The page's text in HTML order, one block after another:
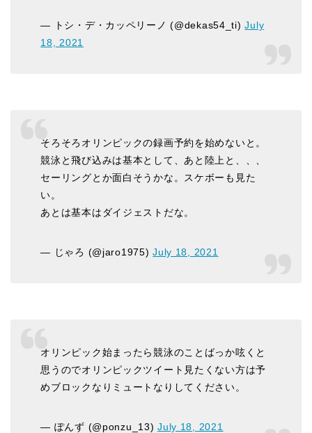
— トシ・デ・カッペリーノ (@dekas54_ti)July
18, 2021
そろそろオリンピックの録画予約を始めないと。
競泳と飛び込みは基本として、あと陸上と、、、
セーリングとか面白そうかな。スケボーも見た
い。
あとは基本はダイジェストだな。
— じゃろ (@jaro1975)July 18, 2021
オリンピック始まったら競泳のことばっか呟くと
思うのでオリンピックツイート見たくない方は予
めブロックなりミュートなりしてください。
— ぽんず (@ponzu_13)July 18, 2021